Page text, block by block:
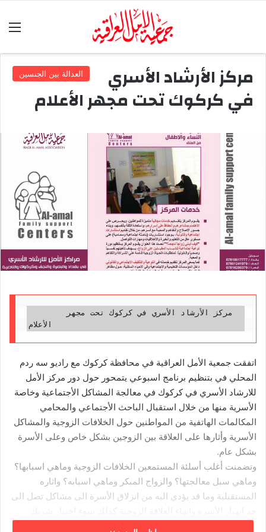
العدالة بين الجنسين مركز الأرشاد الأسري
في كركوك تحت مجهر الأعلام
الأعلام
اتفقت جمعية الأمل العراقية في محافظة كركوك مع راديو سه ردم
المحلي في بتنظيم برنامج اسبوعي يتمحور حول دور مركز الأمل
للارشاد الأسري في كركوك في معالجة المشاكل الأجتماعية وخاصة
الأسرية منها من خلال استقبال الباحث الأجتماعي والمحامي
المكالمات الهاتفية من المواطنين حول الخلافات الزوجية والمشاكل
الأسرية وأثارها على العلاقة بين الزوجين بشكل خاص وعلى الأسرة
بشكل عام.
وتضمنت أغلب أسلئة المستمعين الخلافات الزوجية وماهي اسبابها؟
وماهي سبل معالجتها؟ والزواج المبكر وماهي اسبابه؟ واثاره
المستقبلية وما قد يؤدي اليه من انزلاق الأسرة الى مشاكل تصل الى
الحياة والاستعجال في اتخاذ قرار الزواج من قبل الاهل اومن قبل احد